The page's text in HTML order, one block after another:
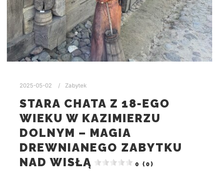
2025-05-02 Zabytek
STARA CHATA Z 18-EGO
WIEKU W KAZIMIERZU
DOLNYM – MAGIA
DREWNIANEGO ZABYTKU
NAD WISŁĄ
0 (0)